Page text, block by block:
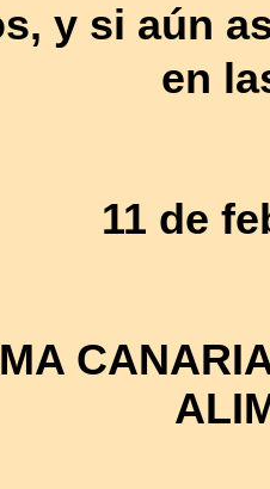
y si aún
en
11 de